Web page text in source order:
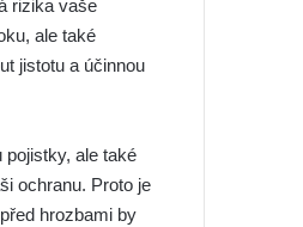
rizika vaše
ale také
jistotu a účinnou
ale také
ochranu. Proto je
hrozbami by